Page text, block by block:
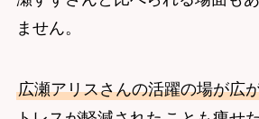
ません。
広瀬アリスさんの活躍の場が広